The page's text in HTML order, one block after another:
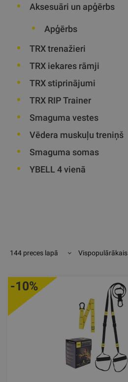
Aksesuāri un apģērbs
Apģērbs
TRX trenažieri
TRX iekares rāmji
TRX stiprinājumi
TRX RIP Trainer
Smaguma vestes
Vēdera muskuļu treniņš
Smaguma somas
YBELL 4 vienā
144 preces lapā Vispopulārākais
-10%